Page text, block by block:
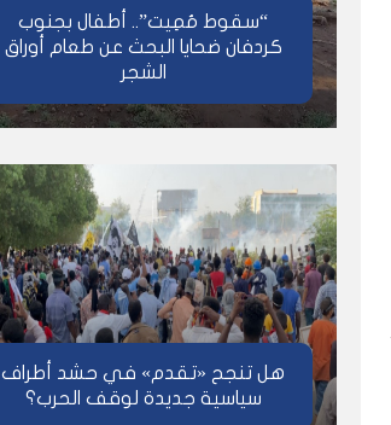
“سقوط مُمِيت”.. أطفال بجنوب
كردفان ضحايا البحث عن طعام أوراق
الشجر
هل تنجح «تقدم» في حشد أطراف
سياسية جديدة لوقف الحرب؟